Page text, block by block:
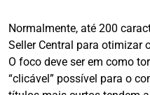
Normalmente, até 200
Seller Central para otimizar
O foco deve ser em como
“clicável” possível para o